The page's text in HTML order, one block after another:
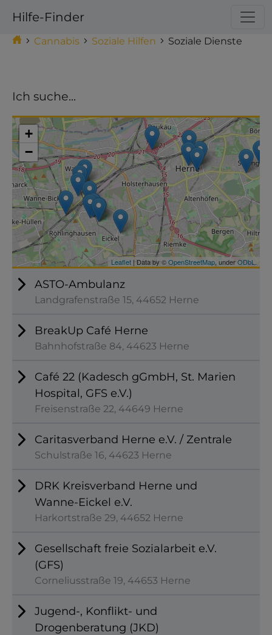
Hilfe-Finder
Cannabis Soziale Hilfen Soziale Dienste
Ich suche...
ASTO-Ambulanz
Landgrafenstraße 15, 44652 Herne
BreakUp Café Herne
Bahnhofstraße 84, 44623 Herne
Café 22 (Kadesch gGmbH, St. Marien
Hospital, GFS e.V.)
Freisenstraße 22, 44649 Herne
Caritasverband Herne e.V. / Zentrale
Schulstraße 16, 44623 Herne
DRK Kreisverband Herne und
Wanne-Eickel e.V.
Harkortstraße 29, 44652 Herne
Gesellschaft freie Sozialarbeit e.V.
(GFS)
Corneliusstraße 19, 44653 Herne
Jugend-, Konflikt- und
Drogenberatung (JKD)
Make this Notebook Trusted to load map: File ->
Trust Notebook